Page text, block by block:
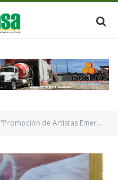
“Promoción de Artistas Emergentes”en la ciudad de Oruro